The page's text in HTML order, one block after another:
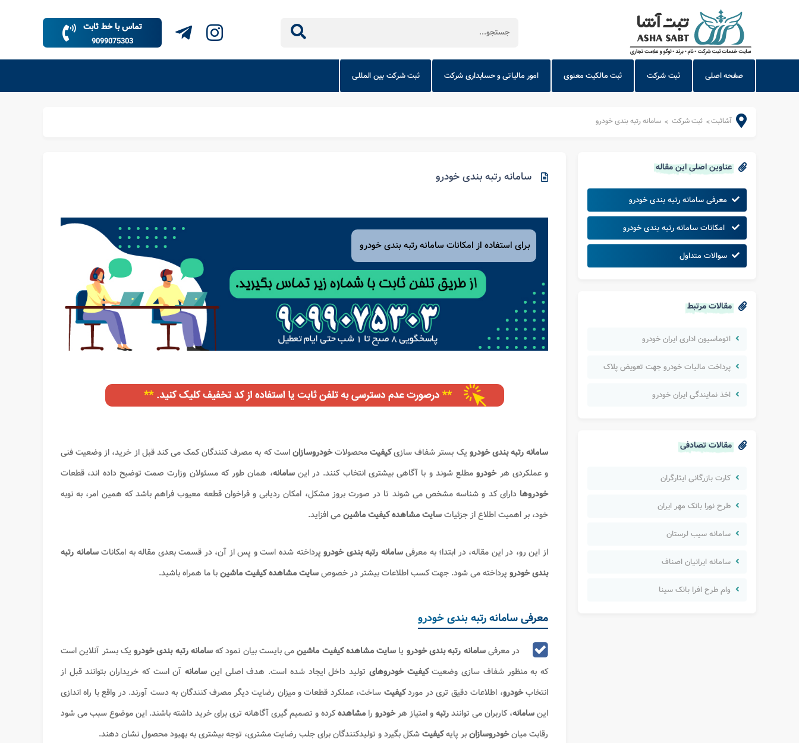
تماس با خط ثابت
9099075303
صفحه اصلی ثبت شرکت ثبت مالکیت معنوی امور مالیاتی و حسابداری شرکت ثبت شرکت بین المللی
آشاثبت> ثبت شرکت > سامانه رتبه بندی خودرو
عناوین اصلی این مقاله
معرفی سامانه رتبه بندی خودرو
امکانات سامانه رتبه بندی خودرو
سوالات متداول
مقالات مرتبط
اتوماسیون اداری ایران خودرو
پرداخت مالیات خودرو جهت تعویض پلاک
اخذ نمایندگی ایران خودرو
مقالات تصادفی
کارت بازرگانی ایثارگران
طرح نورا بانک مهر ایران
سامانه سیب لرستان
سامانه ایرانیان اصناف
وام طرح افرا بانک سینا
سامانه رتبه بندی خودرو
برای استفاده از امکانات سامانه رتبه بندی خودرو
سامانه رتبه بندی خودرو یک بستر شفاف سازیکیفیتمحصولاتخودروسازاناست که به مصرف کنندگان کمک می کند قبل از خرید، از وضعیت فنی
و عملکردی هرخودرو مطلع شوند و با آگاهی بیشتری انتخاب کنند. در اینسامانه، همان طور که مسئولان وزارت صمت توضیح داده اند، قطعات
خودروهادارای کد و شناسه مشخص می شوند تا در صورت بروز مشکل، امکان ردیابی و فراخوان قطعه معیوب فراهم باشد که همین امر، به نوبه
خود، بر اهمیت اطلاع از جزئیاتسایت مشاهده کیفیت ماشینمی افزاید.
از این رو، در این مقاله، در ابتدا؛ به معرفیسامانه رتبه بندی خودرو پرداخته شده است و پس از آن، در قسمت بعدی مقاله به امکاناتسامانه رتبه
بندیخودرو پرداخته می شود. جهت کسب اطلاعات بیشتر در خصوصسایت مشاهده کیفیت ماشینبا ما همراه باشید.
معرفی سامانه رتبه بندی خودرو
در معرفیسامانه رتبه بندی خودرو یا سایت مشاهده کیفیت ماشینمی بایست بیان نمود کهسامانه رتبه بندی خودرویک بستر آنلاین است
که به منظور شفاف سازی وضعیتکیفیت خودروهای تولید داخل ایجاد شده است. هدف اصلی این سامانه آن است که خریداران بتوانند قبل از
انتخابخودرو، اطلاعات دقیق تری در موردکیفیت ساخت، عملکرد قطعات و میزان رضایت دیگر مصرف کنندگان به دست آورند. در واقع با راه اندازی
اینسامانه، کاربران می توانندرتبهو امتیاز هرخودرو را مشاهدهکرده و تصمیم گیری آگاهانه تری برای خرید داشته باشند. این موضوع سبب می شود
رقابت میانخودروسازانبر پایهکیفیتشکل بگیرد و تولیدکنندگان برای جلب رضایت مشتری، توجه بیشتری به بهبود محصول نشان دهند.